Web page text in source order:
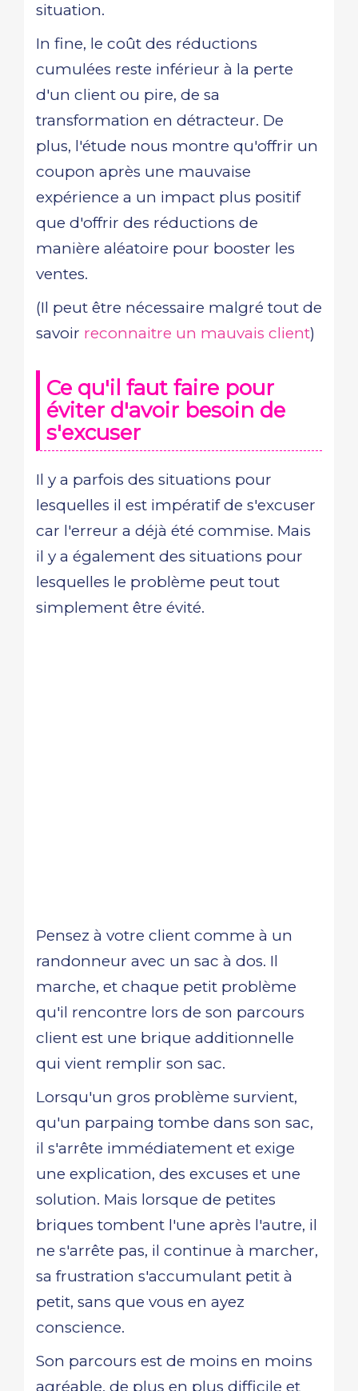
situation.
In fine, le coût des réductions
cumulées reste inférieur à la perte
d'un client ou pire, de sa
transformation en détracteur. De
plus, l'étude nous montre qu'offrir un
coupon après une mauvaise
expérience a un impact plus positif
que d'offrir des réductions de
manière aléatoire pour booster les
ventes.
(Il peut être nécessaire malgré tout de
savoir reconnaitre un mauvais client)
Ce qu'il faut faire pour
éviter d'avoir besoin de
s'excuser
Il y a parfois des situations pour
lesquelles il est impératif de s'excuser
car l'erreur a déjà été commise. Mais
il y a également des situations pour
lesquelles le problème peut tout
simplement être évité.
Pensez à votre client comme à un
randonneur avec un sac à dos. Il
marche, et chaque petit problème
qu'il rencontre lors de son parcours
client est une brique additionnelle
qui vient remplir son sac.
Lorsqu'un gros problème survient,
qu'un parpaing tombe dans son sac,
il s'arrête immédiatement et exige
une explication, des excuses et une
solution. Mais lorsque de petites
briques tombent l'une après l'autre, il
ne s'arrête pas, il continue à marcher,
sa frustration s'accumulant petit à
petit, sans que vous en ayez
conscience.
Son parcours est de moins en moins
agréable, de plus en plus difficile et